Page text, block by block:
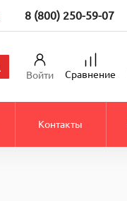
8 (800) 250-59-07
Войти Сравнение
Контакты